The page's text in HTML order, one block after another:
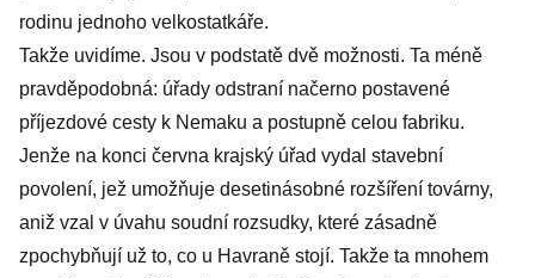
rodinu jednoho velkostatkáře.
Takže uvidíme. Jsou v podstatě dvě možnosti. Ta méně
pravděpodobná: úřady odstraní načerno postavené
příjezdové cesty k Nemaku a postupně celou fabriku.
Jenže na konci června krajský úřad vydal stavební
povolení, jež umožňuje desetinásobné rozšíření továrny,
aniž vzal v úvahu soudní rozsudky, které zásadně
zpochybňují už to, co u Havraně stojí. Takže ta mnohem